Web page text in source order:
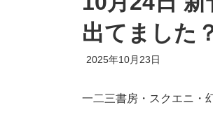
出てました
2025年10月23日
一二三書房・スクエニ・